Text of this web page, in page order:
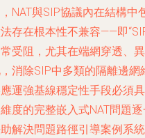
NAT與SIP協議內在結構
存在根本性不兼容——即
受阻，尤其在端網穿透、
消除SIP中多類的隔離邊網
運強基線穩定性手段必須
度的完整嵌入式NAT問題
解決問題路徑引導案例系統